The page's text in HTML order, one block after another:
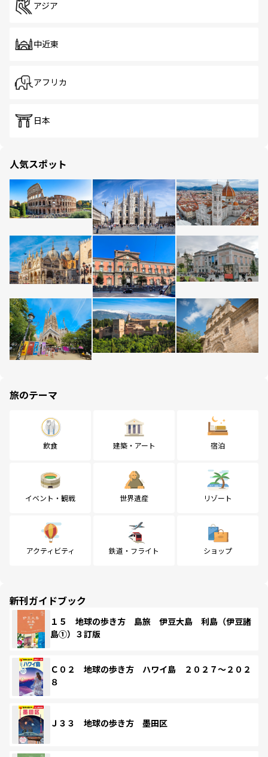
アジア
中近東
アフリカ
日本
人気スポット
旅のテーマ
飲食 建築・アート 宿泊
イベント・観戦 世界遺産 リゾート
アクティビティ 鉄道・フライト ショップ
新刊ガイドブック
１５ 地球の歩き方 島旅 伊豆大島 利島（伊豆諸
島①）３訂版
Ｃ０２ 地球の歩き方 ハワイ島 ２０２７～２０２
８
Ｊ３３ 地球の歩き方 墨田区